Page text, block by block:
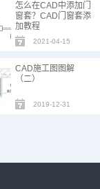
怎么在CAD中添加门
窗套？CAD门窗套添
加教程
2021-04-15
CAD施工图图解
（二）
2019-12-31